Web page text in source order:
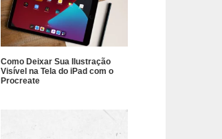
Como Deixar Sua Ilustração
Visível na Tela do iPad com o
Procreate